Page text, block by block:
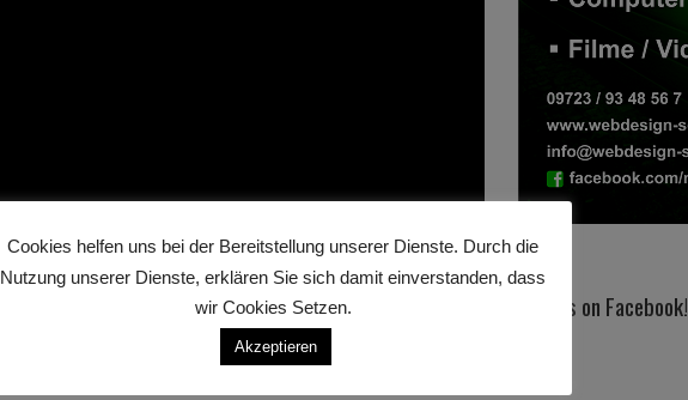
Find us on Facebook!
Cookies helfen uns bei der Bereitstellung unserer Dienste. Durch die
Nutzung unserer Dienste, erklären Sie sich damit einverstanden, dass
wir Cookies Setzen.
Akzeptieren